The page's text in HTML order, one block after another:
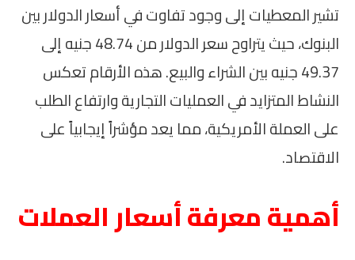
تشير المعطيات إلى وجود تفاوت في أسعار الدولار بين
البنوك، حيث يتراوح سعر الدولار من 48.74 جنيه إلى
49.37 جنيه بين الشراء والبيع. هذه الأرقام تعكس
النشاط المتزايد في العمليات التجارية وارتفاع الطلب
على العملة الأمريكية، مما يعد مؤشراً إيجابياً على
الاقتصاد.
أهمية معرفة أسعار العملات